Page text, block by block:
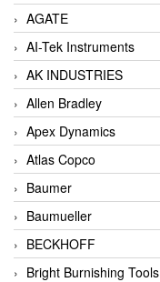
AGATE
AI-Tek Instruments
AK INDUSTRIES
Allen Bradley
Apex Dynamics
Atlas Copco
Baumer
Baumueller
BECKHOFF
Bright Burnishing Tools